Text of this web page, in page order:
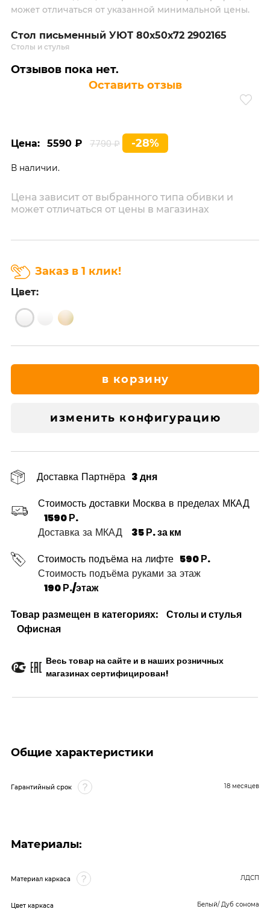
может отличаться от указанной минимальной цены.
Стол письменный УЮТ 80х50х72 2902165
Столы и стулья
Отзывов пока нет.
Оставить отзыв
Цена: 5590 ₽ 7790 ₽ -28%
В наличии.
Цена зависит от выбранного типа обивки и
может отличаться от цены в магазинах
Заказ в 1 клик!
Цвет:
в корзину
изменить конфигурацию
Доставка Партнёра 3 дня
Стоимость доставки Москва в пределах МКАД
1590 Р.
Доставка за МКАД
35 Р. за км
Стоимость подъёма на лифте 590 Р.
Стоимость подъёма руками за этаж
190 Р./этаж
Товар размещен в категориях:
Столы и стулья
Офисная
Весь товар на сайте и в наших розничных
магазинах сертифицирован!
Общие характеристики
Гарантийный срок 18 месяцев
Материалы:
Материал каркаса ЛДСП
Цвет каркаса Белый/ Дуб сонома